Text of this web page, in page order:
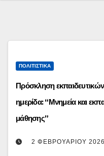
ΠΟΛΙΤΙΣΤΙΚΆ
Πρόσκληση
ημερίδα: “Μνημεία και
μάθησης”
2 ΦΕΒΡΟΥΑΡΊΟΥ 2026